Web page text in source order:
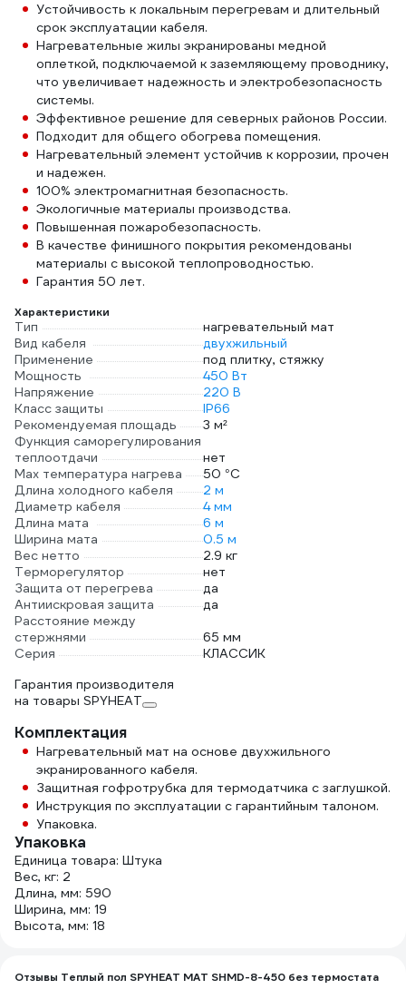
Устойчивость к локальным перегревам и длительный
срок эксплуатации кабеля.
Нагревательные жилы экранированы медной
оплеткой, подключаемой к заземляющему проводнику,
что увеличивает надежность и электробезопасность
системы.
Эффективное решение для северных районов России.
Подходит для общего обогрева помещения.
Нагревательный элемент устойчив к коррозии, прочен
и надежен.
100% электромагнитная безопасность.
Экологичные материалы производства.
Повышенная пожаробезопасность.
В качестве финишного покрытия рекомендованы
материалы с высокой теплопроводностью.
Гарантия 50 лет.
Характеристики
Тип
нагревательный мат
Вид кабеля
двухжильный
Применение
под плитку, стяжку
Мощность
450 Вт
Напряжение
220 В
Класс защиты
IP66
Рекомендуемая площадь
3 м²
Функция саморегулирования
теплоотдачи
нет
Max температура нагрева
50 °С
Длина холодного кабеля
2 м
Диаметр кабеля
4 мм
Длина мата
6 м
Ширина мата
0.5 м
Вес нетто
2.9 кг
Терморегулятор
нет
Защита от перегрева
да
Антиискровая защита
да
Расстояние между
стержнями
65 мм
Серия
КЛАССИК
Гарантия производителя
на товары SPYHEAT
Комплектация
Нагревательный мат на основе двухжильного
экранированного кабеля.
Защитная гофротрубка для термодатчика с заглушкой.
Инструкция по эксплуатации с гарантийным талоном.
Упаковка.
Упаковка
Единица товара: Штука
Вес, кг: 2
Длина, мм: 590
Ширина, мм: 19
Высота, мм: 18
Отзывы Теплый пол SPYHEAT МАТ SHMD-8-450 без термостата